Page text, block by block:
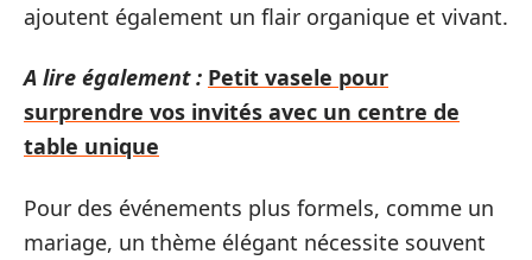
ajoutent également un flair organique et vivant.
A lire également : Petit vasele pour
surprendre vos invités avec un centre de
table unique
Pour des événements plus formels, comme un
mariage, un thème élégant nécessite souvent